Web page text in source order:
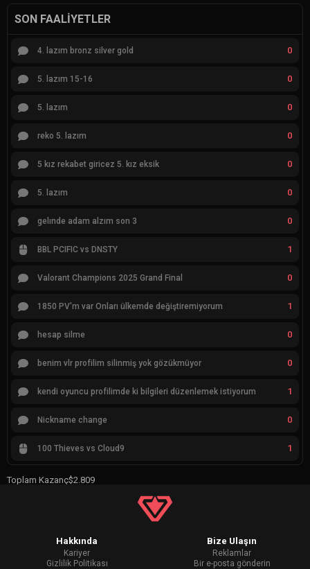
SON FAALIYETLER
4. lazım bronz silver gold 0
5. lazım 15-16 0
5. lazım 0
reko 5. lazım 0
5 kız rekabet giricez 5. kız eksik 0
5. lazım 0
gelınde adam alzım son 3 0
BBL PCIFIC vs DNSTY 1
Valorant Champions 2025 Grand Final 0
1850 PV'm var Onları ülkemde değiştiremiyorum 1
hesap silme 0
benim vlr profilim silinmiş yok gözükmüyor 0
kendi oyuncu profilimde ki bilgileri düzenlemek istiyorum 1
Nickname change 0
100 Thieves vs Cloud9 1
Toplam Kazanç$2.809
Hakkında
Kariyer
Gizlilik Politikası
Bize Ulaşın
Reklamlar
Bir e-posta gönderin